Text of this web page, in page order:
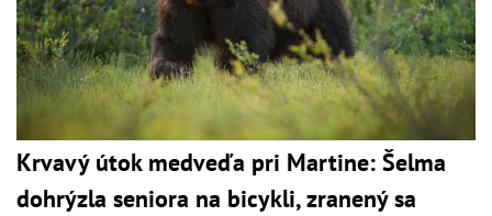
Krvavý útok medveďa pri Martine: Šelma
dohrýzla seniora na bicykli, zranený sa